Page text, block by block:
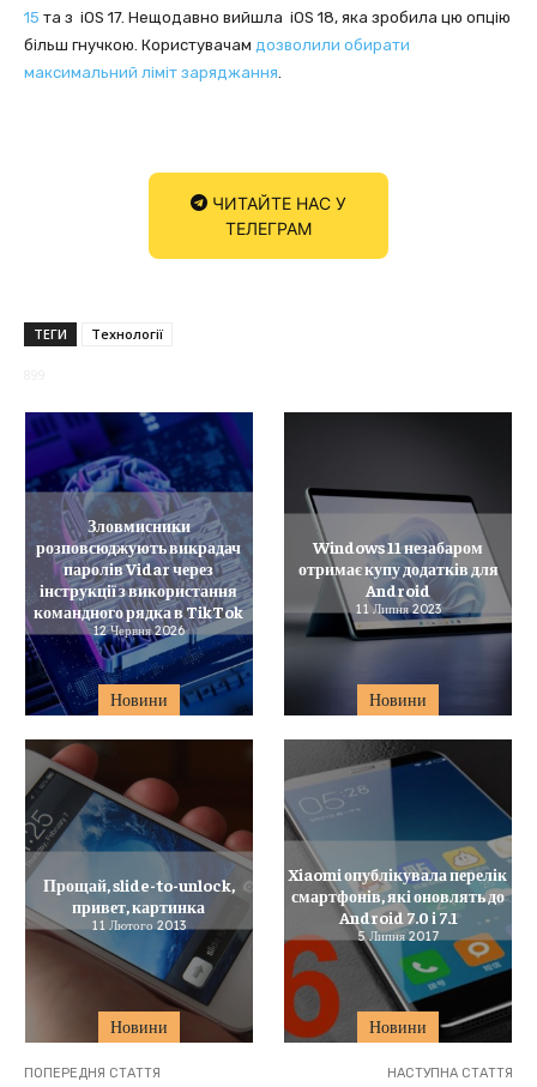
15 та з iOS 17. Нещодавно вийшла iOS 18, яка зробила цю опцію
більш гнучкою. Користувачам дозволили обирати
максимальний ліміт заряджання
ЧИТАЙТЕ НАС У
ТЕЛЕГРАМ
ТЕГИ Технології
Новини
Зловмисники
розповсюджують викрадач
паролів Vidar через
інструкції з використання
командного рядка в TikTok
12 Червня 2026
Новини
Windows 11 незабаром
отримає купу додатків для
Android
11 Липня 2023
Новини
Прощай, slide-to-unlock,
привет, картинка
11 Лютого 2013
Новини
Xiaomi опублікувала перелік
смартфонів, які оновлять до
Android 7.0 і 7.1
5 Липня 2017
ПОПЕРЕДНЯ СТАТТЯ НАСТУПНА СТАТТЯ